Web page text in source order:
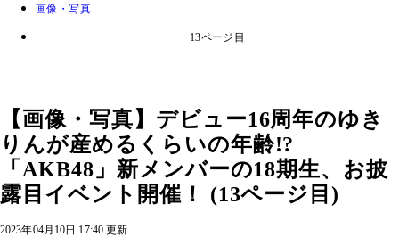
画像・写真
13ページ目
【画像・写真】デビュー16周年のゆき
りんが産めるくらいの年齢!?
「AKB48」新メンバーの18期生、お披
露目イベント開催！ (13ページ目)
2023年04月10日 17:40 更新